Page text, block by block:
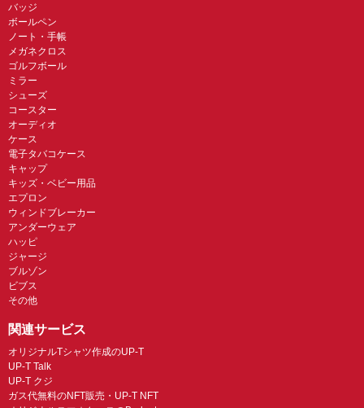
バッジ
ボールペン
ノート・手帳
メガネクロス
ゴルフボール
ミラー
シューズ
コースター
オーディオ
ケース
電子タバコケース
キャップ
キッズ・ベビー用品
エプロン
ウィンドブレーカー
アンダーウェア
ハッピ
ジャージ
ブルゾン
ビブス
その他
関連サービス
オリジナルTシャツ作成のUP-T
UP-T Talk
UP-T クジ
ガス代無料のNFT販売・UP-T NFT